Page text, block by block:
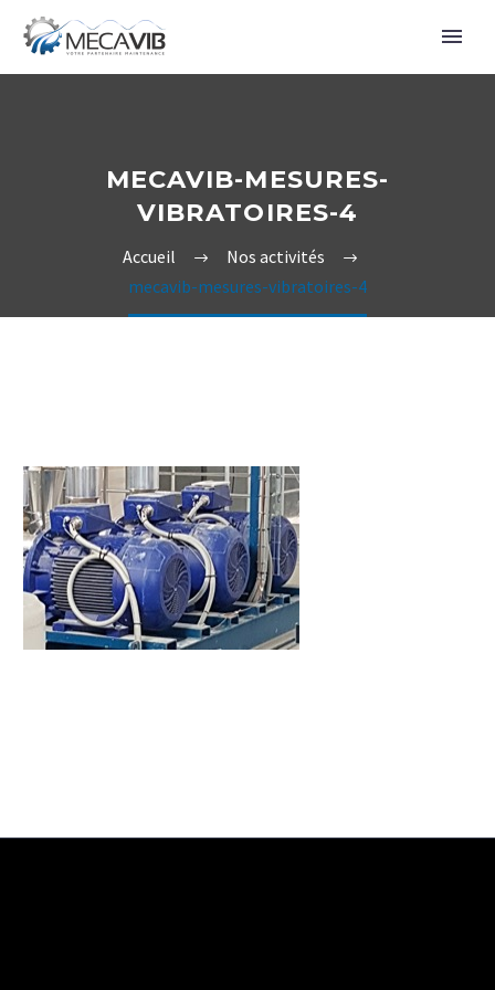
MECAVIB-MESURES-
VIBRATOIRES-4
Accueil
Nos activités
mecavib-mesures-vibratoires-4